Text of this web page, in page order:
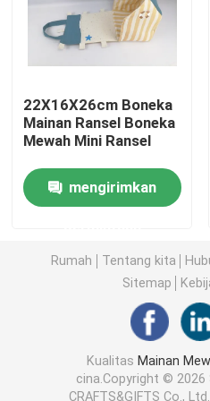
Boneka Mainan Mewah
Mainan Mewah Kartun
Mainan Penghibur Bayi
Set Tempat Tidur Bayi
302
22X16X26cm Boneka
Mainan Ransel Boneka
Mewah Mini Ransel
mengirimkan
Rumah Tentang kita
Sitemap
Kualitas Mainan
cina.Copyright © 2026
CRAFTS&GIFTS Co.,